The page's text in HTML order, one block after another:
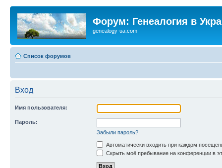
Форум: Генеалогия в
genealogy-ua.com
Список форумов
Вход
Имя пользователя:
Пароль:
Забыли пароль?
Автоматически входить при каждом
Скрыть моё пребывание на конференции в